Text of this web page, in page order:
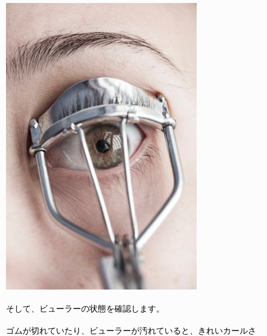
そして、ビューラーの状態を確認します。
ゴムが切れていたり、ビューラーが汚れていると、きれいカールさ